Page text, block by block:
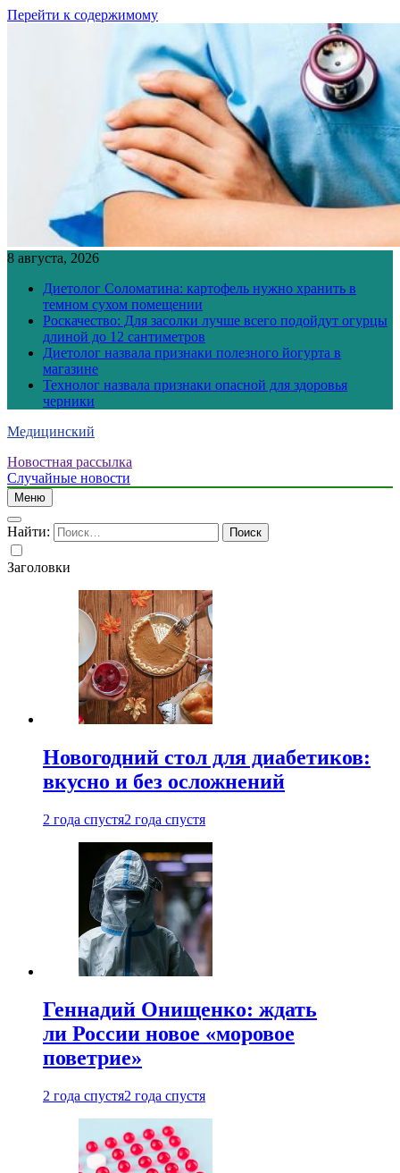
Перейти к содержимому
8 августа, 2026
Диетолог Соломатина: картофель нужно хранить в
темном сухом помещении
Роскачество: Для засолки лучше всего подойдут огурцы
длиной до 12 сантиметров
Диетолог назвала признаки полезного йогурта в
магазине
Технолог назвала признаки опасной для здоровья
черники
Медицинский
Новостная рассылка
Случайные новости
Меню
Найти:
Заголовки
Новогодний стол для диабетиков:
вкусно и без осложнений
2 года спустя2 года спустя
Геннадий Онищенко: ждать
ли России новое «моровое
поветрие»
2 года спустя2 года спустя